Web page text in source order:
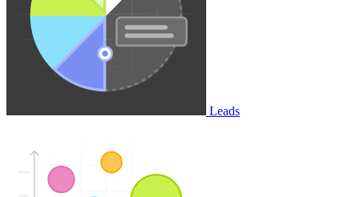
Leads